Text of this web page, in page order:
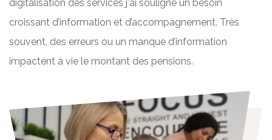
digitalisation des services j'ai souligné un besoin
croissant d’information et d’accompagnement. Très
souvent, des erreurs ou un manque d’information
impactent à vie le montant des pensions.